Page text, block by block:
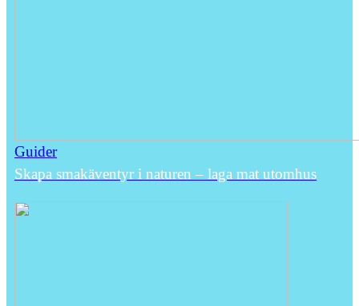
Guider
Skapa smakäventyr i naturen – laga mat utomhus